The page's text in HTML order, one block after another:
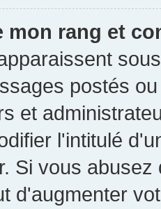
mon rang et
postés
et
l'intitulé
Si vous
d'augmenter